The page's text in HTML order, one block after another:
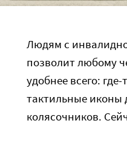
Людям с
позволит любому
удобнее всего:
тактильные иконы
колясочников.